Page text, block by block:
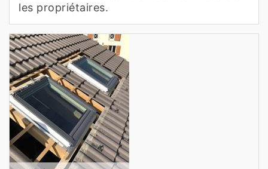
les propriétaires.